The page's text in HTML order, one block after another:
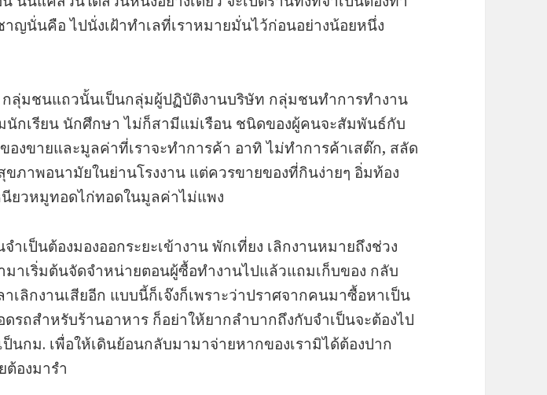
าญนั่นคือ ไปนั่งเฝ้าทำเลที่เราหมายมั่นไว้ก่อนอย่างน้อยหนึ่ง
ลุ่มชนแถวนั้นเป็นกลุ่มผู้ปฏิบัติงานบริษัท กลุ่มชนทำการทำงาน
นักเรียน นักศึกษา ไม่ก็สามีแม่เรือน ชนิดของผู้คนจะสัมพันธ์กับ
องขายและมูลค่าที่เราจะทำการค้า อาทิ ไม่ทำการค้าเสต๊ก, สลัด
ขภาพอนามัยในย่านโรงงาน แต่ควรขายของที่กินง่ายๆ อิ่มท้อง
นียวหมูทอดไก่ทอดในมูลค่าไม่แพง
ำเป็นต้องมองออกระยะเข้างาน พักเที่ยง เลิกงานหมายถึงช่วง
มาเริ่มต้นจัดจำหน่ายตอนผู้ซื้อทำงานไปแล้วแถมเก็บของ กลับ
เลิกงานเสียอีก แบบนี้ก็เจ๊งก็เพราะว่าปราศจากคนมาซื้อหาเป็น
ดรถสำหรับร้านอาหาร ก็อย่าให้ยากลำบากถึงกับจำเป็นจะต้องไป
นกม. เพื่อให้เดินย้อนกลับมามาจ่ายหากของเรามิได้ต้องปาก
องมารำ